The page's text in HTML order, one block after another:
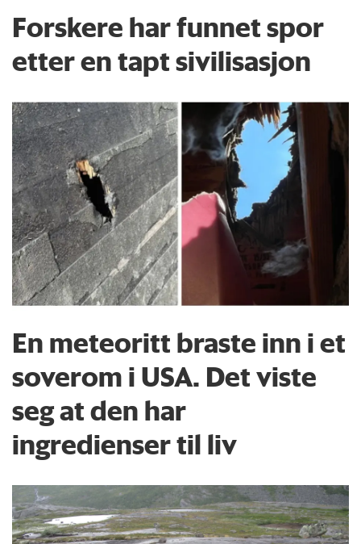
Forskere har funnet spor
etter en tapt sivilisasjon
En meteoritt braste inn i et
soverom i USA. Det viste
seg at den har
ingredienser til liv